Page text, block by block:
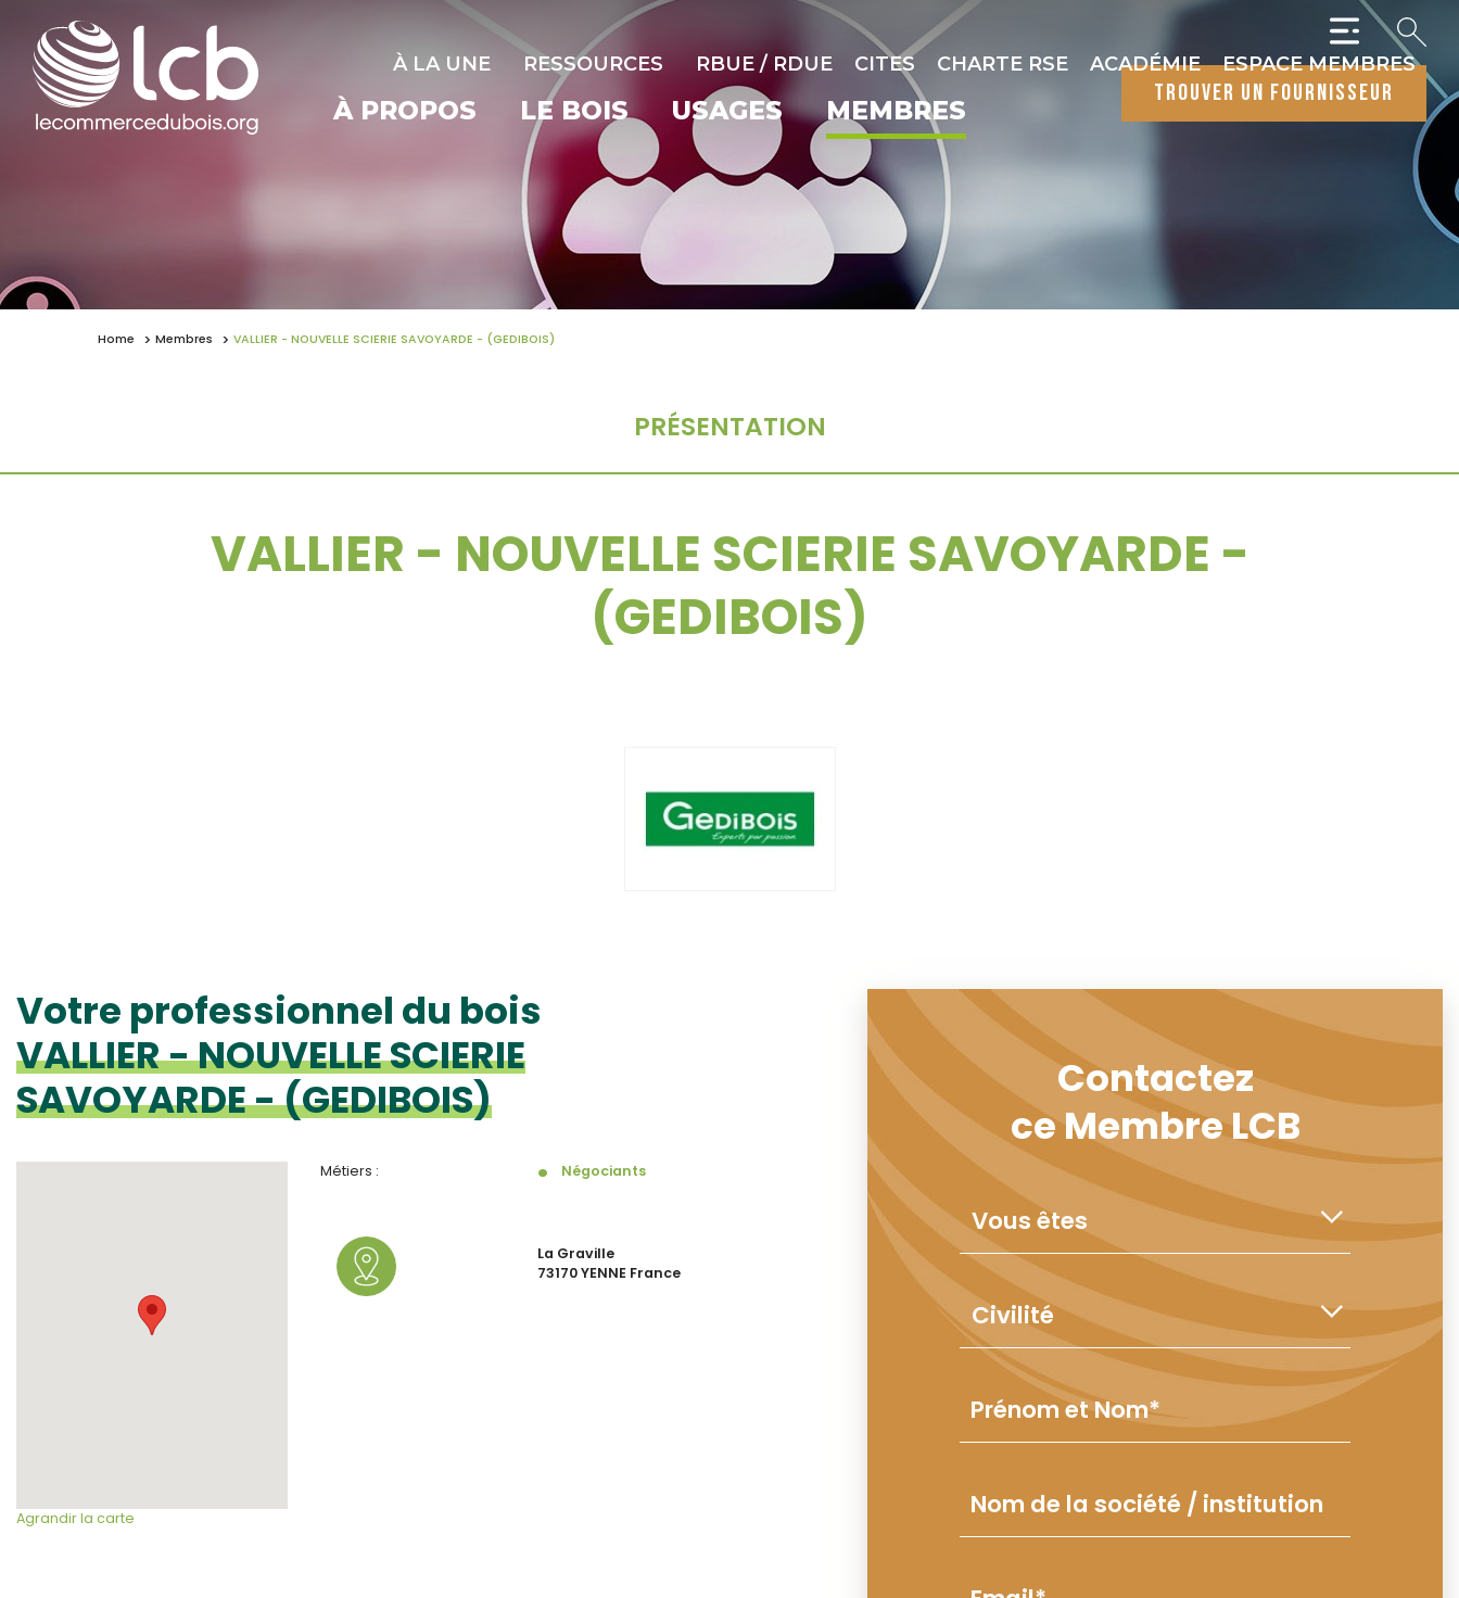
À LA UNE RESSOURCES RBUE / RDUE CITES CHARTE RSE ACADÉMIE ESPACE MEMBRES
À PROPOS LE BOIS USAGES MEMBRES
trouver un fournisseur
Home Membres VALLIER - NOUVELLE SCIERIE SAVOYARDE - (GEDIBOIS)
PRÉSENTATION
VALLIER - NOUVELLE SCIERIE SAVOYARDE -
(GEDIBOIS)
Votre professionnel du bois
VALLIER - NOUVELLE SCIERIE
SAVOYARDE - (GEDIBOIS)
Agrandir la carte
Métiers : Négociants
La Graville
73170 YENNE France
Contactez
ce Membre LCB